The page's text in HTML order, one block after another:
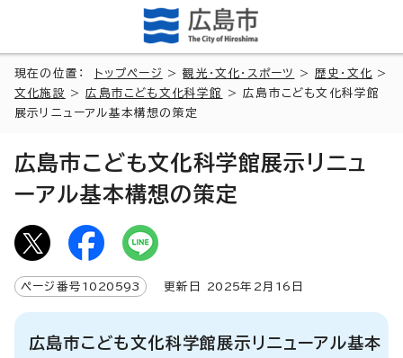
現在の位置： トップページ >観光・文化・スポーツ > 歴史・文化 >
文化施設
>広島市こども文化科学館
> 広島市こども文化科学館
展示リニューアル基本構想の策定
広島市こども文化科学館展示リニュ
ーアル基本構想の策定
ページ番号 1020593 更新日 2025年2月 16 日
広島市こども文化科学館展示リニューアル基本